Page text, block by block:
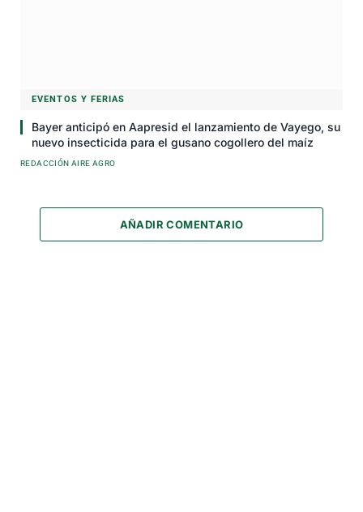
EVENTOS Y FERIAS
Bayer anticipó en Aapresid el lanzamiento de Vayego, su
nuevo insecticida para el gusano cogollero del maíz
REDACCIÓN AIRE AGRO
AÑADIR COMENTARIO